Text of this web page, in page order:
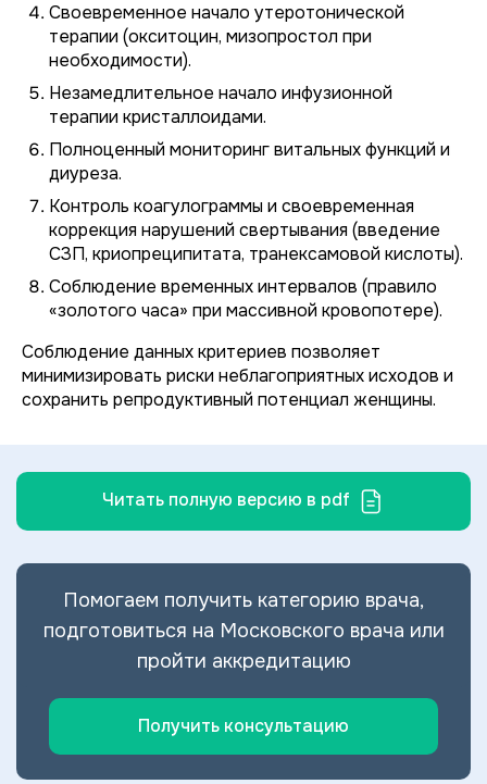
Своевременное начало утеротонической
терапии (окситоцин, мизопростол при
необходимости).
Незамедлительное начало инфузионной
терапии кристаллоидами.
Полноценный мониторинг витальных функций и
диуреза.
Контроль коагулограммы и своевременная
коррекция нарушений свертывания (введение
СЗП, криопреципитата, транексамовой кислоты).
Соблюдение временных интервалов (правило
«золотого часа» при массивной кровопотере).
Соблюдение данных критериев позволяет
минимизировать риски неблагоприятных исходов и
сохранить репродуктивный потенциал женщины.
Читать полную версию в pdf
Помогаем получить категорию врача,
подготовиться на Московского врача или
пройти аккредитацию
Получить консультацию